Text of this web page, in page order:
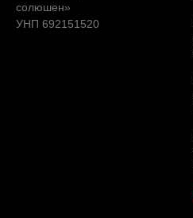
солюшен»
УНП 692151520